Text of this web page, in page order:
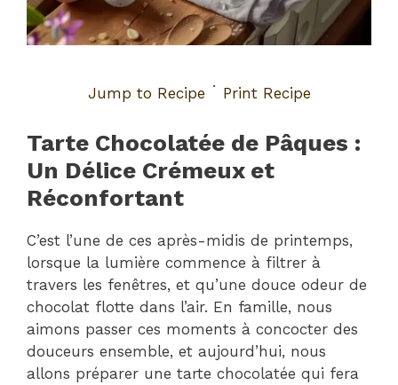
Jump to Recipe · Print Recipe
Tarte Chocolatée de Pâques :
Un Délice Crémeux et
Réconfortant
C’est l’une de ces après-midis de printemps,
lorsque la lumière commence à filtrer à
travers les fenêtres, et qu’une douce odeur de
chocolat flotte dans l’air. En famille, nous
aimons passer ces moments à concocter des
douceurs ensemble, et aujourd’hui, nous
allons préparer une tarte chocolatée qui fera